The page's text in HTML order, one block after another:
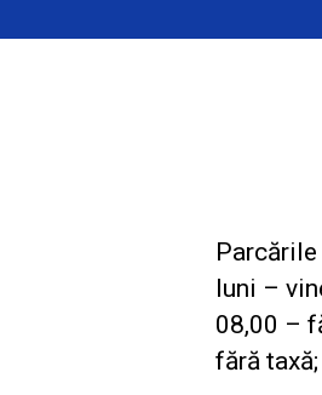
luni –
08,00 –
fără taxă;